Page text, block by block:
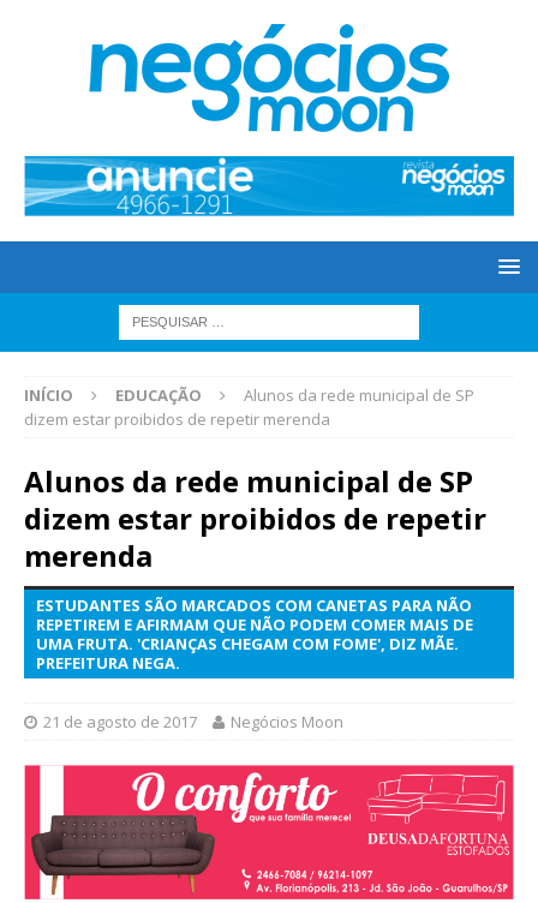
INÍCIO EDUCAÇÃO
Alunos da rede municipal de SP
dizem estar proibidos de repetir merenda
Alunos da rede municipal de SP
dizem estar proibidos de repetir
merenda
ESTUDANTES SÃO MARCADOS COM CANETAS PARA NÃO
REPETIREM E AFIRMAM QUE NÃO PODEM COMER MAIS DE
UMA FRUTA. 'CRIANÇAS CHEGAM COM FOME', DIZ MÃE.
PREFEITURA NEGA.
21 de agosto de 2017 Negócios Moon